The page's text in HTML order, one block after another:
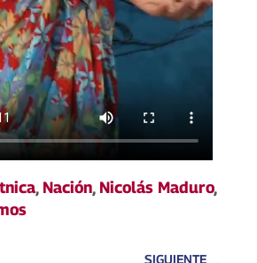
, Nación, Nicolás Maduro,
SIGUIENTE